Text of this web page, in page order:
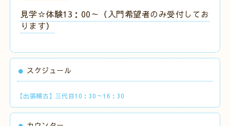
見学☆体験13：00～（入門希望者のみ受付してお
ります）
スケジュール
【出張稽古】三代目10：30～16：30